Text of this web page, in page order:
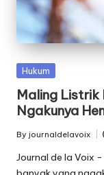
Posted
Hukum
Maling Listrik
Ngakunya
Posted
by
By journaldelavoix
Journal de la Voix